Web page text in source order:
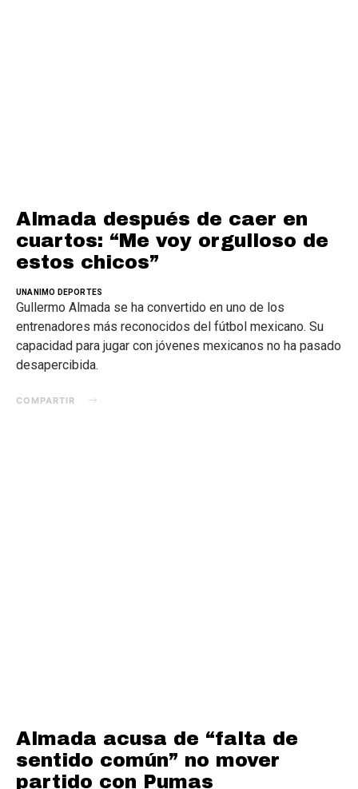
Almada después de caer en
cuartos: “Me voy orgulloso de
estos chicos”
UNANIMO DEPORTES
Gullermo Almada se ha convertido en uno de los
entrenadores más reconocidos del fútbol mexicano. Su
capacidad para jugar con jóvenes mexicanos no ha pasado
desapercibida.
COMPARTIR
Almada acusa de “falta de
sentido común” no mover
partido con Pumas